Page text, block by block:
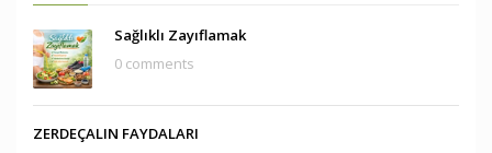
Sağlıklı Zayıflamak
0 comments
ZERDEÇALIN FAYDALARI